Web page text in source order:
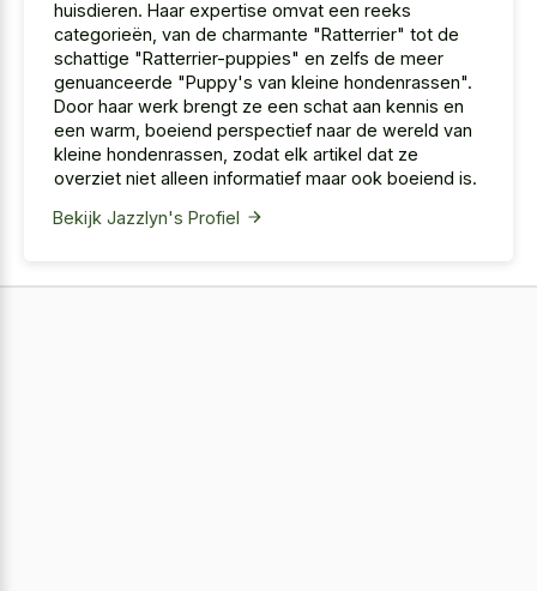
huisdieren. Haar expertise omvat een reeks
categorieën, van de charmante "Ratterrier" tot de
schattige "Ratterrier-puppies" en zelfs de meer
genuanceerde "Puppy's van kleine hondenrassen".
Door haar werk brengt ze een schat aan kennis en
een warm, boeiend perspectief naar de wereld van
kleine hondenrassen, zodat elk artikel dat ze
overziet niet alleen informatief maar ook boeiend is.
Bekijk Jazzlyn's Profiel